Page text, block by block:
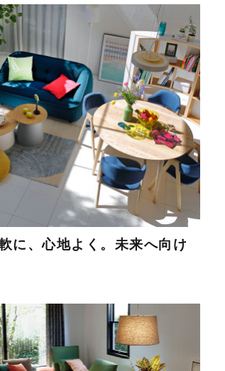
に、心地よく。未来へ向け